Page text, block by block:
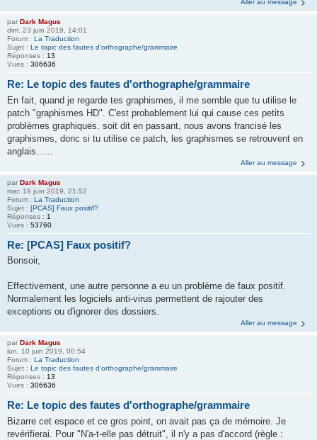
Aller au message
par Dark Magus
dim. 23 juin 2019, 14:01
Forum : La Traduction
Sujet : Le topic des fautes d'orthographe/grammaire
Réponses : 13
Vues : 306636
Re: Le topic des fautes d'orthographe/grammaire
En fait, quand je regarde tes graphismes, il me semble que tu utilise le
patch "graphismes HD". C'est probablement lui qui cause ces petits
problèmes graphiques. soit dit en passant, nous avons francisé les
graphismes, donc si tu utilise ce patch, les graphismes se retrouvent en
anglais......
Aller au message
par Dark Magus
mar. 18 juin 2019, 21:52
Forum : La Traduction
Sujet : [PCAS] Faux positif?
Réponses : 1
Vues : 53760
Re: [PCAS] Faux positif?
Bonsoir,
Effectivement, une autre personne a eu un problème de faux positif.
Normalement les logiciels anti-virus permettent de rajouter des
exceptions ou d'ignorer des dossiers.
Aller au message
par Dark Magus
lun. 10 juin 2019, 00:54
Forum : La Traduction
Sujet : Le topic des fautes d'orthographe/grammaire
Réponses : 13
Vues : 306636
Re: Le topic des fautes d'orthographe/grammaire
Bizarre cet espace et ce gros point, on avait pas ça de mémoire. Je
revérifierai. Pour "N'a-t-elle pas détruit", il n'y a pas d'accord (règle :